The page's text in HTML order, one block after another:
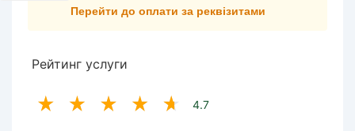
Перейти до оплати за реквізитами
Рейтинг услуги
4.7